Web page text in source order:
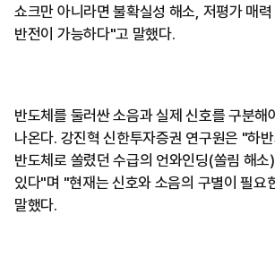
쇼크만 아니라면 불확실성 해소, 저평가 매력
반전이 가능하다"고 말했다.
반도체를 둘러싼 소음과 실제 신호를 구분해
나온다. 강진혁 신한투자증권 연구원은 "하
반도체로 쏠렸던 수급의 언와인딩(쏠림 해소
있다"며 "현재는 신호와 소음의 구별이 필요
말했다.